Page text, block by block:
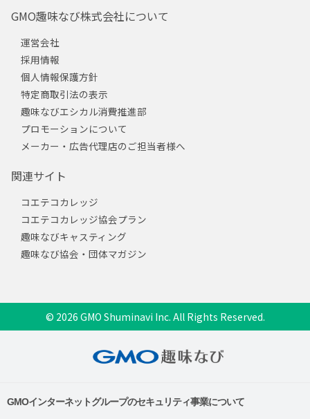
GMO趣味なび株式会社について
運営会社
採用情報
個人情報保護方針
特定商取引法の表示
趣味なびエシカル消費推進部
プロモーションについて
メーカー・広告代理店のご担当者様へ
関連サイト
コエテコカレッジ
コエテコカレッジ協会プラン
趣味なびキャスティング
趣味なび協会・団体マガジン
© 2026 GMO Shuminavi Inc. All Rights Reserved.